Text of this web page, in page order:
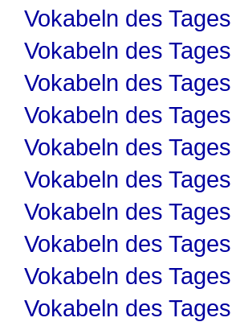
Vokabeln des
Vokabeln des
Vokabeln des
Vokabeln des
Vokabeln des
Vokabeln des
Vokabeln des
Vokabeln des
Vokabeln des
Vokabeln des